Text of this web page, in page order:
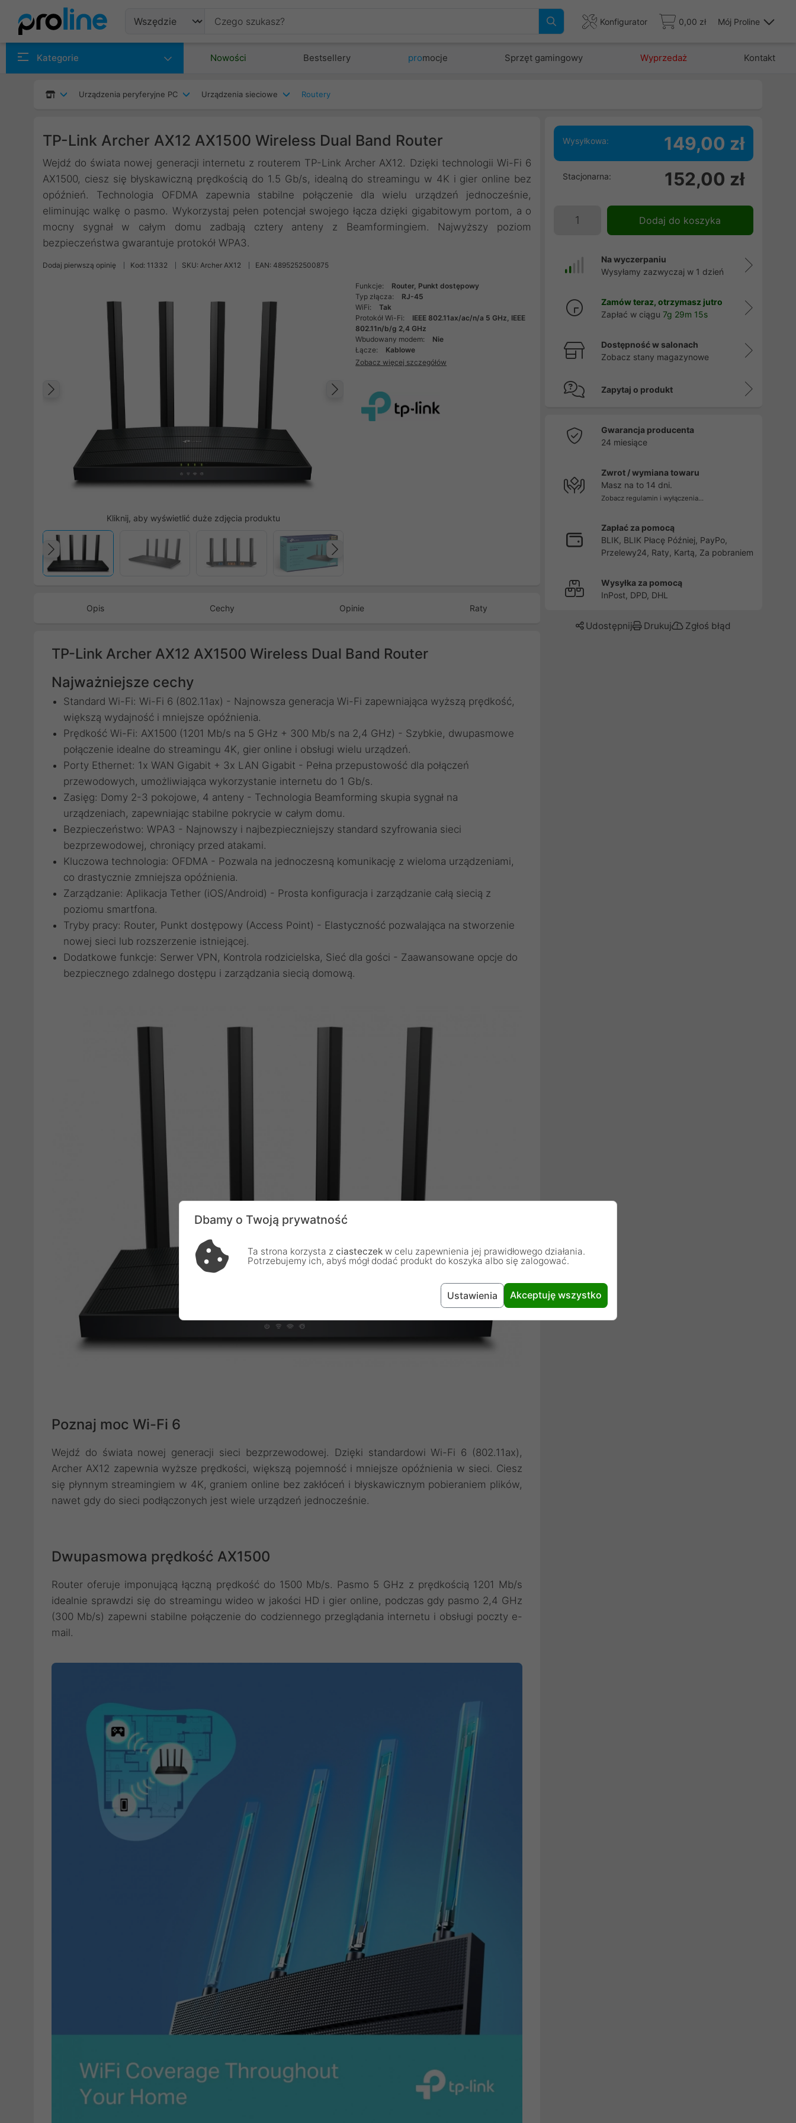
Konfigurator 0,00 zł Mój Proline
Kategorie Nowości Bestsellery promocje Sprzęt gamingowy Wyprzedaż Kontakt
Urządzenia peryferyjne PC Urządzenia sieciowe Routery
TP-Link Archer AX12 AX1500 Wireless Dual Band Router
Wejdź do świata nowej generacji internetu z routerem TP-Link Archer AX12. Dzięki technologii Wi-Fi 6
AX1500, ciesz się błyskawiczną prędkością do 1.5 Gb/s, idealną do streamingu w 4K i gier online bez
opóźnień. Technologia OFDMA zapewnia stabilne połączenie dla wielu urządzeń jednocześnie,
eliminując walkę o pasmo. Wykorzystaj pełen potencjał swojego łącza dzięki gigabitowym portom, a o
mocny sygnał w całym domu zadbają cztery anteny z Beamformingiem. Najwyższy poziom
bezpieczeństwa gwarantuje protokół WPA3.
Dodaj pierwszą opinię Kod: 11332 SKU: Archer AX12 EAN: 4895252500875
Następny
Poprzedni
Kliknij, aby wyświetlić duże zdjęcia produktu
Następny
Poprzedni
Funkcje:
Router, Punkt dostępowy
Typ złącza:
RJ-45
WiFi:
Tak
Protokół Wi-Fi:
IEEE 802.11ax/ac/n/a 5 GHz, IEEE
802.11n/b/g 2,4 GHz
Wbudowany modem:
Nie
Łącze:
Kablowe
Zobacz więcej szczegółów
Opis Cechy Opinie Raty
TP-Link Archer AX12 AX1500 Wireless Dual Band Router
Najważniejsze cechy
Standard Wi-Fi: Wi-Fi 6 (802.11ax) - Najnowsza generacja Wi-Fi zapewniająca wyższą prędkość,
większą wydajność i mniejsze opóźnienia.
Prędkość Wi-Fi: AX1500 (1201 Mb/s na 5 GHz + 300 Mb/s na 2,4 GHz) - Szybkie, dwupasmowe
połączenie idealne do streamingu 4K, gier online i obsługi wielu urządzeń.
Porty Ethernet: 1x WAN Gigabit + 3x LAN Gigabit - Pełna przepustowość dla połączeń
przewodowych, umożliwiająca wykorzystanie internetu do 1 Gb/s.
Zasięg: Domy 2-3 pokojowe, 4 anteny - Technologia Beamforming skupia sygnał na
urządzeniach, zapewniając stabilne pokrycie w całym domu.
Bezpieczeństwo: WPA3 - Najnowszy i najbezpieczniejszy standard szyfrowania sieci
bezprzewodowej, chroniący przed atakami.
Kluczowa technologia: OFDMA - Pozwala na jednoczesną komunikację z wieloma urządzeniami,
co drastycznie zmniejsza opóźnienia.
Zarządzanie: Aplikacja Tether (iOS/Android) - Prosta konfiguracja i zarządzanie całą siecią z
poziomu smartfona.
Tryby pracy: Router, Punkt dostępowy (Access Point) - Elastyczność pozwalająca na stworzenie
nowej sieci lub rozszerzenie istniejącej.
Dodatkowe funkcje: Serwer VPN, Kontrola rodzicielska, Sieć dla gości - Zaawansowane opcje do
bezpiecznego zdalnego dostępu i zarządzania siecią domową.
Poznaj moc Wi-Fi 6
Wejdź do świata nowej generacji sieci bezprzewodowej. Dzięki standardowi Wi-Fi 6 (802.11ax),
Archer AX12 zapewnia wyższe prędkości, większą pojemność i mniejsze opóźnienia w sieci. Ciesz
się płynnym streamingiem w 4K, graniem online bez zakłóceń i błyskawicznym pobieraniem plików,
nawet gdy do sieci podłączonych jest wiele urządzeń jednocześnie.
Dwupasmowa prędkość AX1500
Router oferuje imponującą łączną prędkość do 1500 Mb/s. Pasmo 5 GHz z prędkością 1201 Mb/s
idealnie sprawdzi się do streamingu wideo w jakości HD i gier online, podczas gdy pasmo 2,4 GHz
(300 Mb/s) zapewni stabilne połączenie do codziennego przeglądania internetu i obsługi poczty e-
mail.
Wysyłkowa: 149,00 zł
Stacjonarna: 152,00 zł
Dodaj do koszyka
Na wyczerpaniu
Wysyłamy zazwyczaj w 1 dzień
Zamów teraz, otrzymasz jutro
Zapłać w ciągu 7g 29m 14s
Dostępność w salonach
Zobacz stany magazynowe
Zapytaj o produkt
Gwarancja producenta
24 miesiące
Zwrot / wymiana towaru
Masz na to 14 dni.
Zobacz regulamin i wyłączenia...
Zapłać za pomocą
BLIK, BLIK Płacę Później, PayPo,
Przelewy24, Raty, Kartą, Za pobraniem
Wysyłka za pomocą
InPost, DPD, DHL
Udostępnij Drukuj Zgłoś błąd
Dbamy o Twoją prywatność
Ta strona korzysta z ciasteczek w celu zapewnienia jej prawidłowego działania.
Potrzebujemy ich, abyś mógł dodać produkt do koszyka albo się zalogować.
Ustawienia Akceptuję wszystko